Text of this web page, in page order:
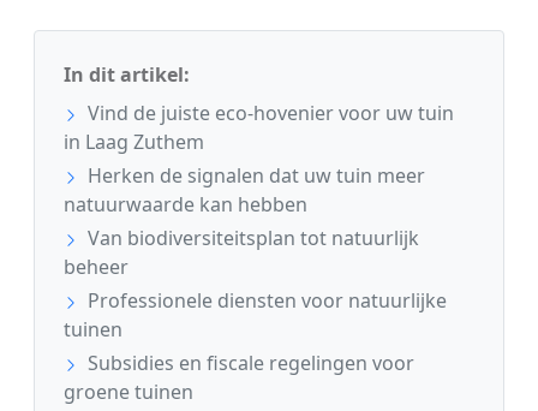
In dit artikel:
Vind de juiste eco-hovenier voor uw tuin
in Laag Zuthem
Herken de signalen dat uw tuin meer
natuurwaarde kan hebben
Van biodiversiteitsplan tot natuurlijk
beheer
Professionele diensten voor natuurlijke
tuinen
Subsidies en fiscale regelingen voor
groene tuinen